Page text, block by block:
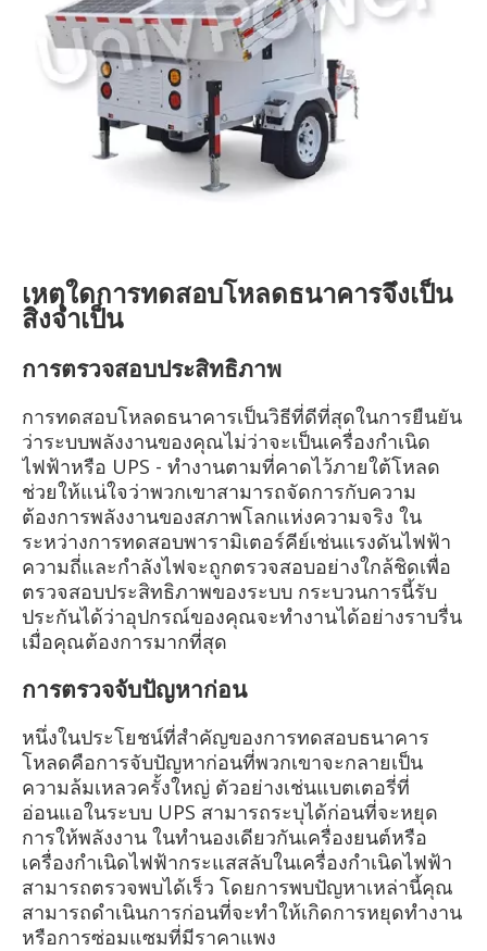
เหตุใดการทดสอบโหลดธนาคารจึงเป็น
สิ่งจำเป็น
การตรวจสอบประสิทธิภาพ
การทดสอบโหลดธนาคารเป็นวิธีที่ดีที่สุดในการยืนยัน
ว่าระบบพลังงานของคุณไม่ว่าจะเป็นเครื่องกำเนิด
ไฟฟ้าหรือ UPS - ทำงานตามที่คาดไว้ภายใต้โหลด
ช่วยให้แน่ใจว่าพวกเขาสามารถจัดการกับความ
ต้องการพลังงานของสภาพโลกแห่งความจริง ใน
ระหว่างการทดสอบพารามิเตอร์คีย์เช่นแรงดันไฟฟ้า
ความถี่และกำลังไฟจะถูกตรวจสอบอย่างใกล้ชิดเพื่อ
ตรวจสอบประสิทธิภาพของระบบ กระบวนการนี้รับ
ประกันได้ว่าอุปกรณ์ของคุณจะทำงานได้อย่างราบรื่น
เมื่อคุณต้องการมากที่สุด
การตรวจจับปัญหาก่อน
หนึ่งในประโยชน์ที่สำคัญของการทดสอบธนาคาร
โหลดคือการจับปัญหาก่อนที่พวกเขาจะกลายเป็น
ความล้มเหลวครั้งใหญ่ ตัวอย่างเช่นแบตเตอรี่ที่
อ่อนแอในระบบ UPS สามารถระบุได้ก่อนที่จะหยุด
การให้พลังงาน ในทำนองเดียวกันเครื่องยนต์หรือ
เครื่องกำเนิดไฟฟ้ากระแสสลับในเครื่องกำเนิดไฟฟ้า
สามารถตรวจพบได้เร็ว โดยการพบปัญหาเหล่านี้คุณ
สามารถดำเนินการก่อนที่จะทำให้เกิดการหยุดทำงาน
หรือการซ่อมแซมที่มีราคาแพง